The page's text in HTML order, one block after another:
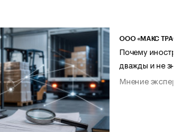
ООО «МАКС ТРАСТ»
Почему
дважды и не
Мнение